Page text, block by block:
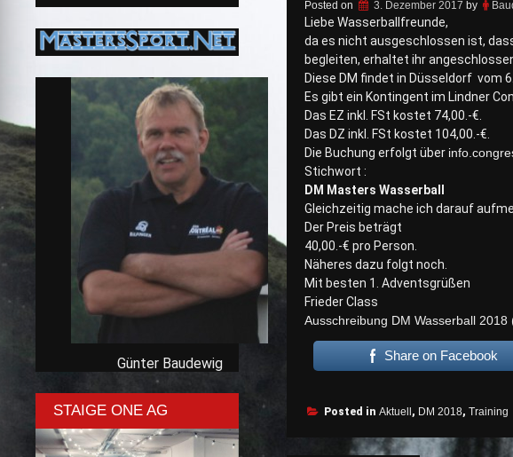
Posted on 3. Dezember 2017 by
Liebe Wasserballfreunde,
da es nicht ausgeschlossen ist,
begleiten, erhaltet ihr
Diese DM findet in Düsseldorf vom
Es gibt ein Kontingent im Lindner
Das EZ inkl. FSt kostet 74,00.-€.
Das DZ inkl. FSt kostet 104,00.-€.
Die Buchung erfolgt über
Stichwort :
DM Masters Wasserball
Gleichzeitig mache ich darauf
Der Preis beträgt
40,00.-€ pro Person.
Näheres dazu folgt noch.
Mit besten 1. Adventsgrüßen
Frieder Class
Ausschreibung DM Wasserball 2018
Share on Facebook
Posted in Aktuell , DM 2018, Training
Günter Baudewig
STAIGE ONE AG